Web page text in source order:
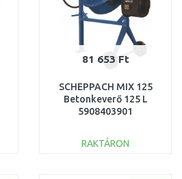
81 653 Ft
SCHEPPACH MIX 125
Betonkeverő 125 L
5908403901
RAKTÁRON